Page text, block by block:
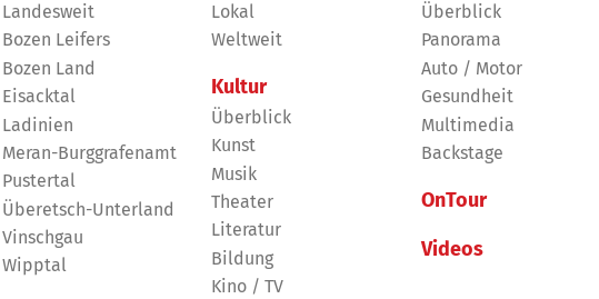
Landesweit
Bozen Leifers
Bozen Land
Eisacktal
Ladinien
Meran-Burggrafenamt
Pustertal
Überetsch-Unterland
Vinschgau
Wipptal
Lokal
Weltweit
Kultur
Überblick
Kunst
Musik
Theater
Literatur
Bildung
Kino / TV
Überblick
Panorama
Auto / Motor
Gesundheit
Multimedia
Backstage
OnTour
Videos